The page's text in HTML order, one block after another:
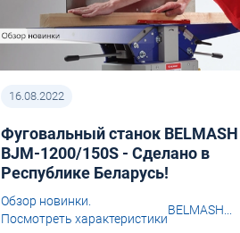
16.08.2022
Фуговальный станок BELMASH
BJM-1200/150S - Сделано в
Республике Беларусь!
Обзор новинки.
Посмотреть характеристики
BELMASH...